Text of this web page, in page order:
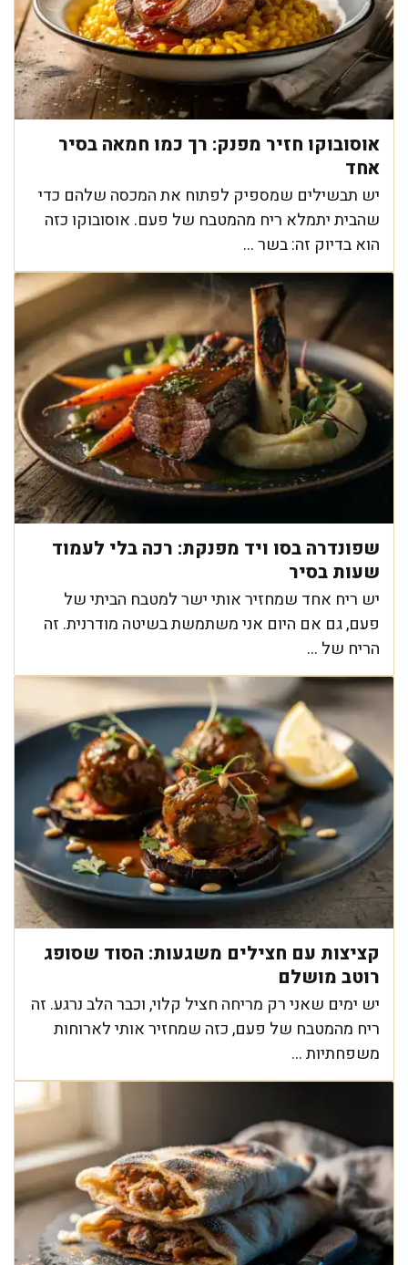
אוסובוקו חזיר מפנק: רך כמו חמאה בסיר
אחד
יש תבשילים שמספיק לפתוח את המכסה שלהם כדי
שהבית יתמלא ריח מהמטבח של פעם. אוסובוקו כזה
הוא בדיוק זה: בשר ...
שפונדרה בסו ויד מפנקת: רכה בלי לעמוד
שעות בסיר
יש ריח אחד שמחזיר אותי ישר למטבח הביתי של
פעם, גם אם היום אני משתמשת בשיטה מודרנית. זה
הריח של ...
קציצות עם חצילים משגעות: הסוד שסופג
רוטב מושלם
יש ימים שאני רק מריחה חציל קלוי, וכבר הלב נרגע. זה
ריח מהמטבח של פעם, כזה שמחזיר אותי לארוחות
משפחתיות ...